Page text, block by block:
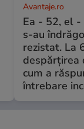
Avantaje.ro
Ea - 52, el -
s-au
rezistat. La
despărțirea
cum a
întrebare